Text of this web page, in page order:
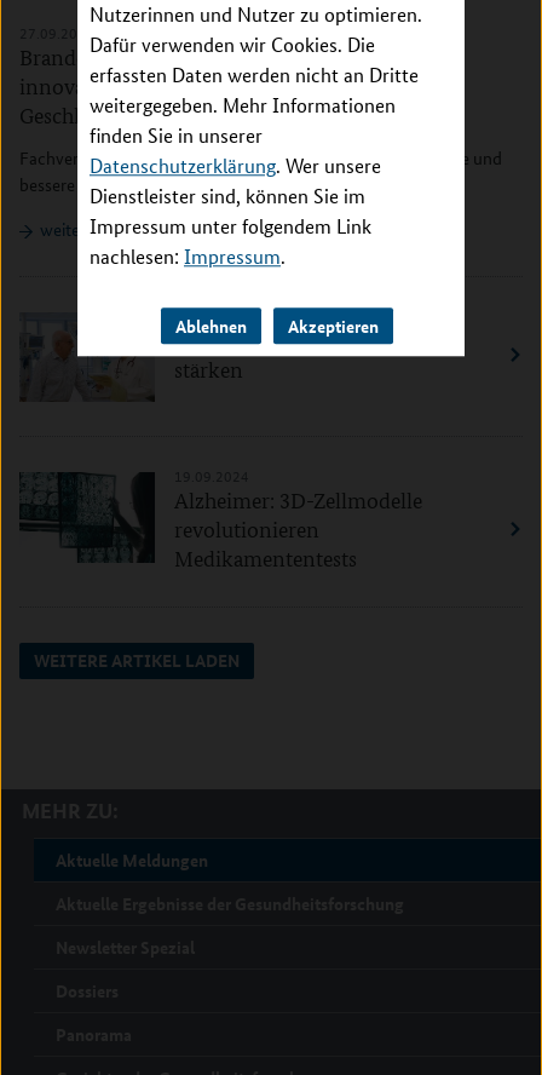
Nutzerinnen und Nutzer zu optimieren.
Dafür verwenden wir Cookies. Die
erfassten Daten werden nicht an Dritte
weitergegeben. Mehr Informationen
finden Sie in unserer
Datenschutzerklärung. Wer unsere
Dienstleister sind, können Sie im
Impressum unter folgendem Link
nachlesen: Impressum.
Ablehnen Akzeptieren
27.09.2024
Brandenburg: Wir stärken die Forschung zu
innovativen Verhütungsmethoden für alle
Geschlechter
Fachveranstaltung des BMBF setzt wichtige Impulse für neue und
bessere Empfängnisverhütung
weiterlesen
25.09.2024
Praxisnahe Forschung weiter
stärken
Alzheimer: 3D-Zellmodelle
revolutionieren
Medikamententests
WEITERE ARTIKEL LADEN
Aktuelle Meldungen